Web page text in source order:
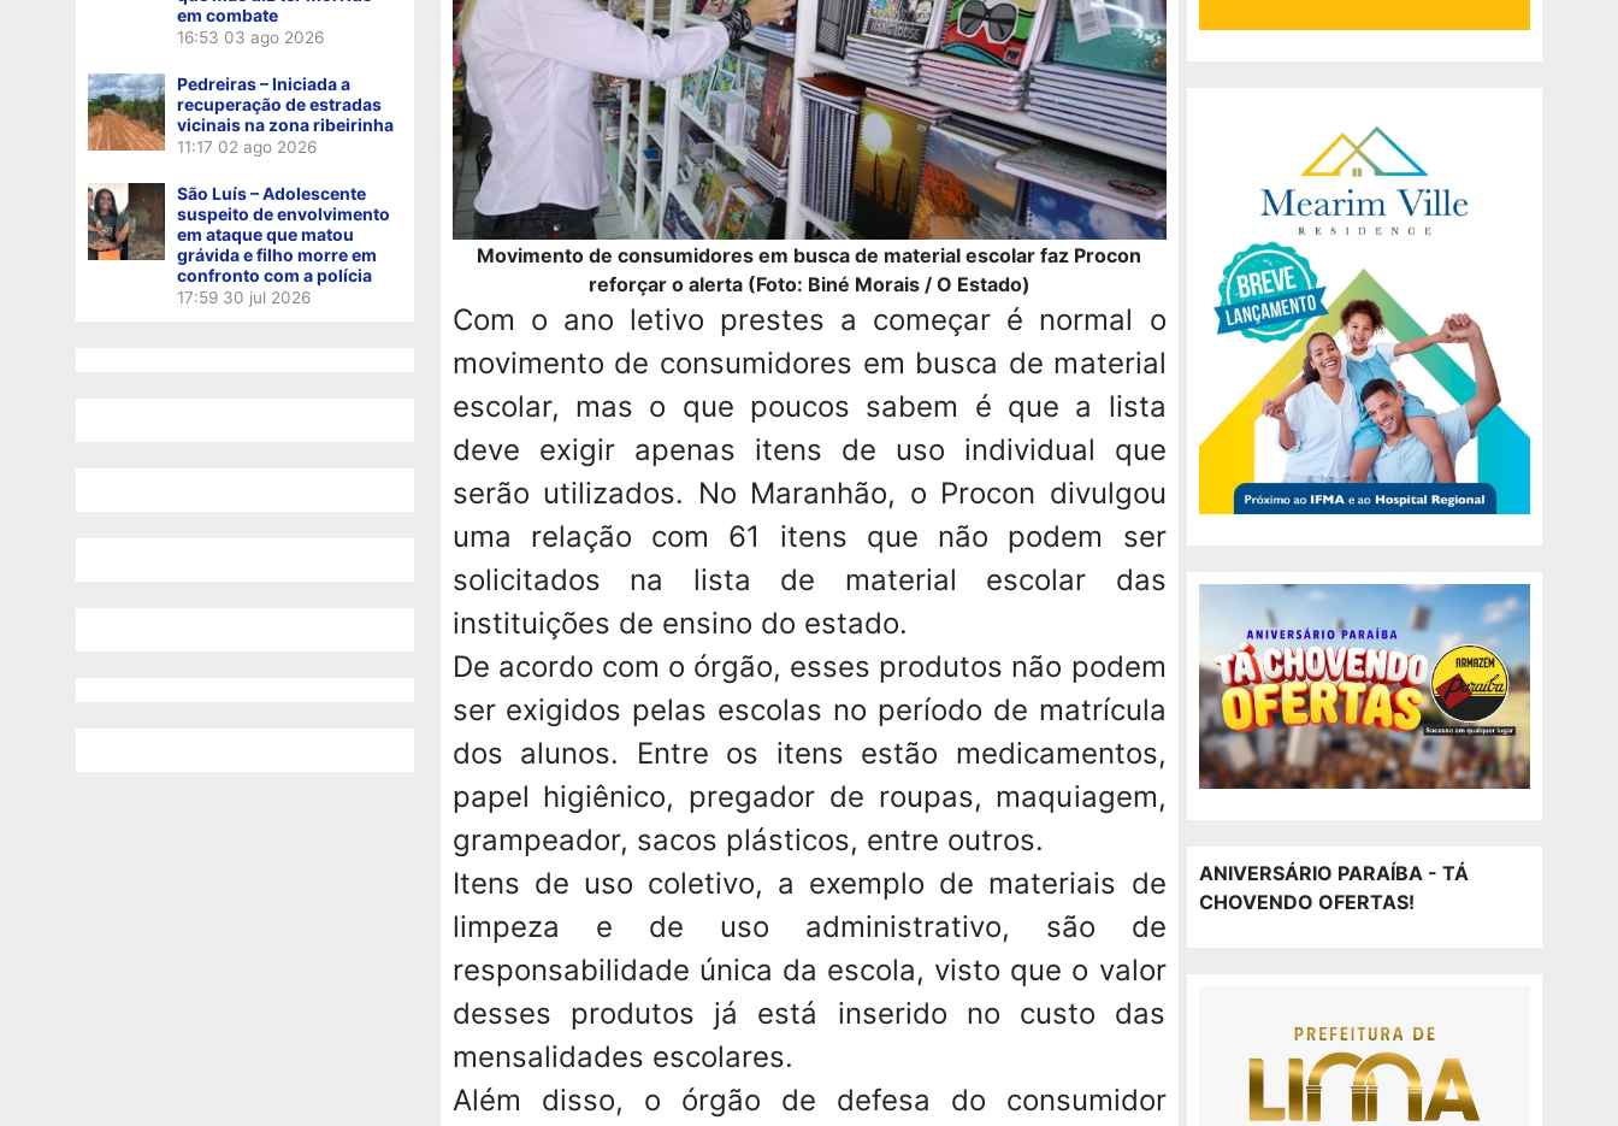
em combate
16:53 03 ago 2026
Pedreiras – Iniciada a
recuperação de estradas
vicinais na zona ribeirinha
11:17 02 ago 2026
São Luís – Adolescente
suspeito de envolvimento
em ataque que matou
grávida e filho morre em
confronto com a polícia
17:59 30 jul 2026
Movimento de consumidores em busca de material escolar faz Procon
reforçar o alerta (Foto: Biné Morais / O Estado)
Com o ano letivo prestes a começar é normal o
movimento de consumidores em busca de material
escolar, mas o que poucos sabem é que a lista
deve exigir apenas itens de uso individual que
serão utilizados. No Maranhão, o Procon divulgou
uma relação com 61 itens que não podem ser
solicitados na lista de material escolar das
instituições de ensino do estado.
De acordo com o órgão, esses produtos não podem
ser exigidos pelas escolas no período de matrícula
dos alunos. Entre os itens estão medicamentos,
papel higiênico, pregador de roupas, maquiagem,
grampeador, sacos plásticos, entre outros.
Itens de uso coletivo, a exemplo de materiais de
limpeza e de uso administrativo, são de
responsabilidade única da escola, visto que o valor
desses produtos já está inserido no custo das
mensalidades escolares.
Além disso, o órgão de defesa do consumidor
ANIVERSÁRIO PARAÍBA - TÁ
CHOVENDO OFERTAS!